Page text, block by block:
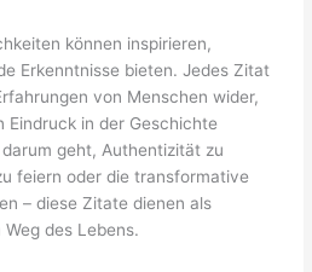
können inspirieren,
Erkenntnisse bieten. Jedes Zitat
von Menschen wider,
Eindruck in der Geschichte
geht, Authentizität zu
feiern oder die transformative
– diese Zitate dienen als
des Lebens.